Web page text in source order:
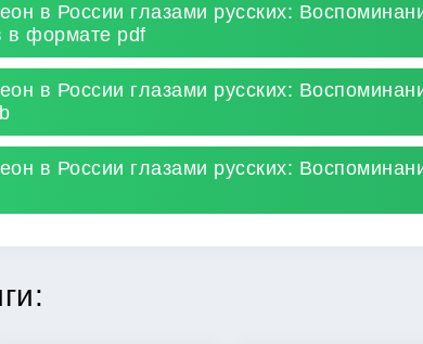
в России глазами русских:
в формате pdf
в России глазами русских:
в России глазами русских: